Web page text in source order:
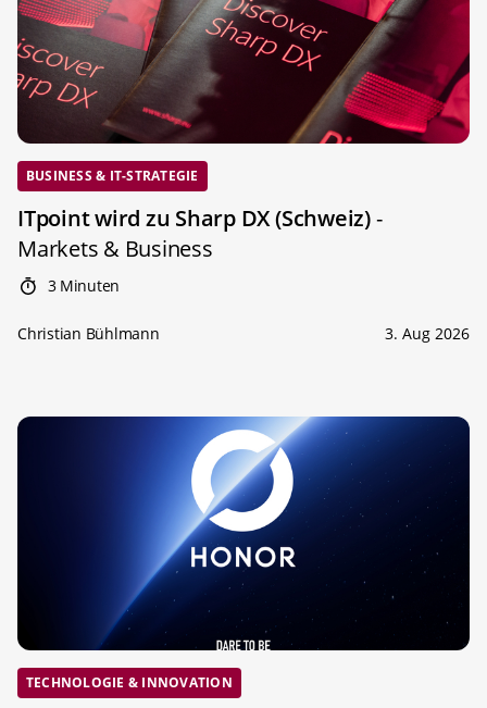
BUSINESS & IT-STRATEGIE
ITpoint wird zu Sharp DX (Schweiz)-
Markets & Business
3 Minuten
Christian Bühlmann 3. Aug 2026
TECHNOLOGIE & INNOVATION